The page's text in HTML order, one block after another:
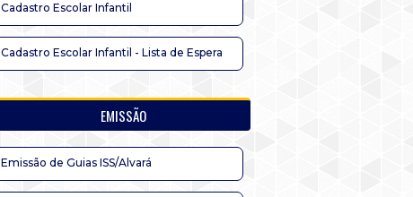
Cadastro Escolar Infantil
Cadastro Escolar Infantil - Lista de Espera
EMISSÃO
Emissão de Guias ISS/Alvará